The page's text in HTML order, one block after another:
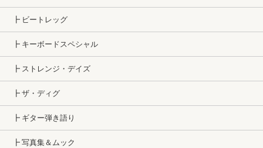
┣ ビートレッグ
┣ キーボードスペシャル
┣ ストレンジ・デイズ
┣ ザ・ディグ
┣ ギター弾き語り
┣ 写真集＆ムック